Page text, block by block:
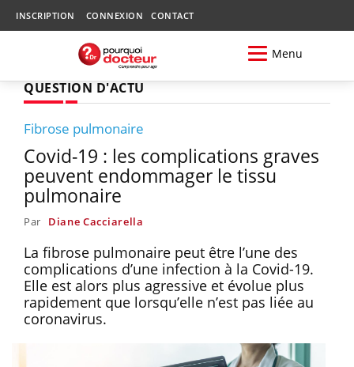
INSCRIPTION CONNEXION CONTACT
Menu
QUESTION D'ACTU
Fibrose pulmonaire
Covid-19 : les complications graves
peuvent endommager le tissu
pulmonaire
Par Diane Cacciarella
La fibrose pulmonaire peut être l’une des
complications d’une infection à la Covid-19.
Elle est alors plus agressive et évolue plus
rapidement que lorsqu’elle n’est pas liée au
coronavirus.